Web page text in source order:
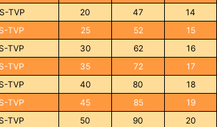
TVP
20 47
14
TVP
25 52
15
TVP
30 62
16
TVP
35 72
17
TVP
40 80
18
TVP
45 85
19
TVP
50 90
20